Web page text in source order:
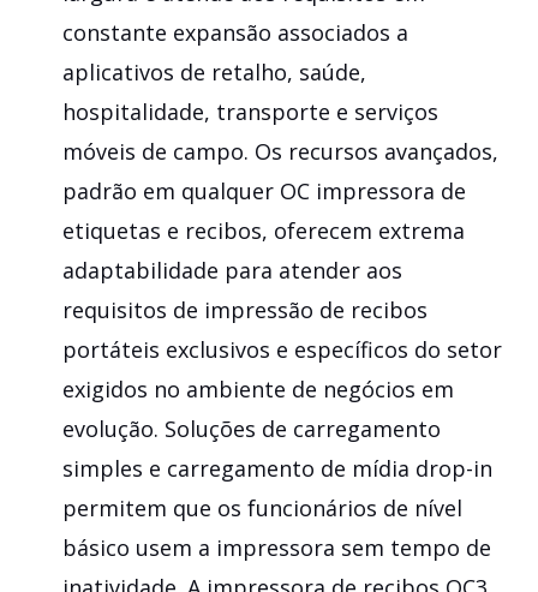
constante expansão associados a
aplicativos de retalho, saúde,
hospitalidade, transporte e serviços
móveis de campo. Os recursos avançados,
padrão em qualquer OC impressora de
etiquetas e recibos, oferecem extrema
adaptabilidade para atender aos
requisitos de impressão de recibos
portáteis exclusivos e específicos do setor
exigidos no ambiente de negócios em
evolução. Soluções de carregamento
simples e carregamento de mídia drop-in
permitem que os funcionários de nível
básico usem a impressora sem tempo de